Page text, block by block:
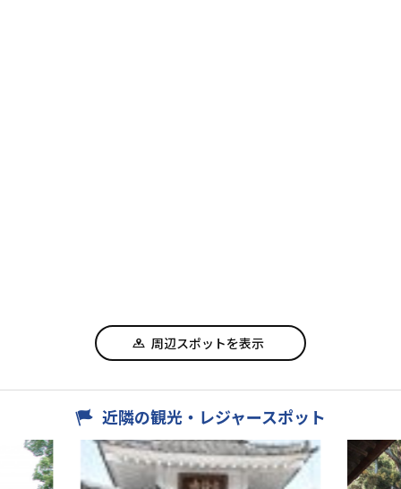
周辺スポットを表示
近隣の観光・レジャースポット